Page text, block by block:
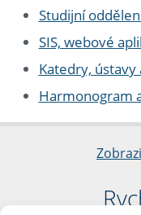
Studijní
SIS, webové
Katedry, ústavy
Harmonogram